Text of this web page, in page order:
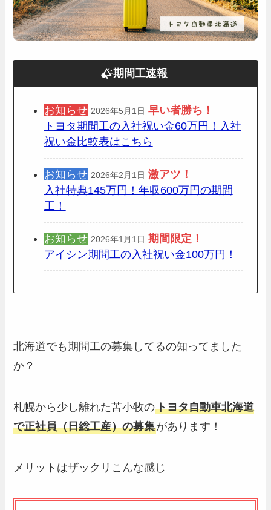
期間工速報
お知らせ 2026年5月1日 早い者勝ち！
トヨタ期間工の入社祝い金60万円！入社
祝い金比較表はこちら
お知らせ 2026年2月1日 激アツ！
入社特典145万円！年収600万円の期間
工！
お知らせ 2026年1月1日 期間限定 ！
アイシン期間工の入社祝い金100万円！
北海道でも期間工の募集してるの知ってました
か？
札幌から少し離れた苫小牧のトヨタ自動車北海道
で正社員（日総工産）の募集があります！
メリットはザックリこんな感じ